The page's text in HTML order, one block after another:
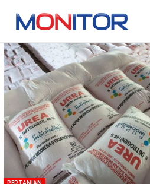
Tag: Permentan 10/2020